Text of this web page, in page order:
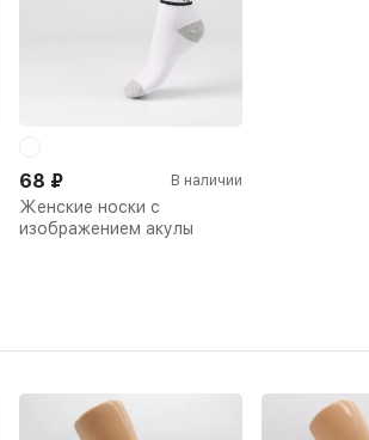
Женские носки с
изображением акулы
68 ₽ В наличии